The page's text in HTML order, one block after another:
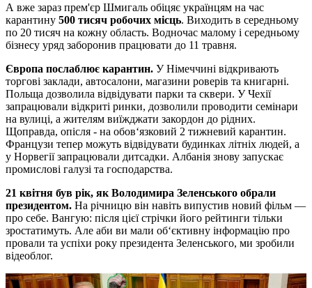
А вже зараз прем'єр Шмигаль обіцяє українцям на час
карантину 500 тисяч робочих місць. Виходить в середньому
по 20 тисяч на кожну область. Водночас малому і середньому
бізнесу уряд заборонив працювати до 11 травня.
Європа послаблює карантин. У Німеччині відкривають
торгові заклади, автосалони, магазини роверів та книгарні.
Польща дозволила відвідувати парки та сквери. У Чехії
запрацювали відкриті ринки, дозволили проводити семінари
на вулиці, а жителям виїжджати закордон до рідних.
Щоправда, опісля - на обов‘язковий 2 тижневий карантин.
Французи тепер можуть відвідувати будинках літніх людей, а
у Норвегії запрацювали дитсадки. Албанія знову запускає
промислові галузі та господарства.
21 квітня був рік, як Володимира Зеленського обрали
президентом. На річницю він навіть випустив новий фільм —
про себе. Вангую: після цієї стрічки його рейтинги тільки
зростатимуть. Але аби ви мали об‘єктивну інформацію про
провали та успіхи року президента Зеленського, ми зробили
відеоблог.